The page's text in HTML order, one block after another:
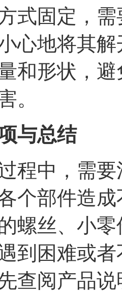
式固定，
心地将其
和形状，
。
与总结
程中，需
个部件造
螺丝、小
到困难或
查阅产品